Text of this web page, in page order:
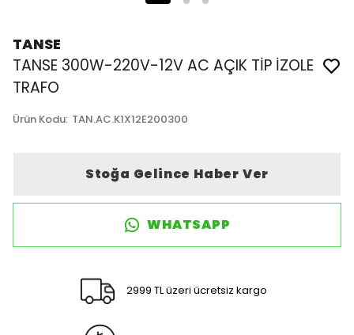
TANSE
TANSE 300W-220V-12V AC AÇIK TİP İZOLE
TRAFO
Ürün Kodu: TAN.AC.K1X12E200300
Stoğa Gelince Haber Ver
WHATSAPP
2999 TL üzeri ücretsiz kargo